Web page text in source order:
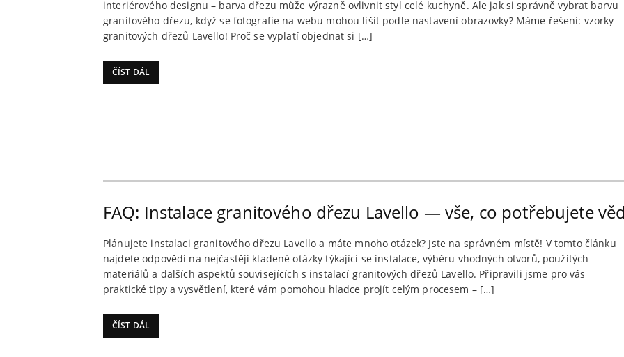
interiérového designu – barva dřezu může výrazně ovlivnit styl celé kuchyně. Ale jak si správně vybrat barvu
granitového dřezu, když se fotografie na webu mohou lišit podle nastavení obrazovky? Máme řešení: vzorky
granitových dřezů Lavello! Proč se vyplatí objednat si […]
ČÍST DÁL
FAQ: Instalace granitového dřezu Lavello — vše, co potřebujete
Plánujete instalaci granitového dřezu Lavello a máte mnoho otázek? Jste na správném místě! V tomto článku
najdete odpovědi na nejčastěji kladené otázky týkající se instalace, výběru vhodných otvorů, použitých
materiálů a dalších aspektů souvisejících s instalací granitových dřezů Lavello. Připravili jsme pro vás
praktické tipy a vysvětlení, které vám pomohou hladce projít celým procesem – […]
ČÍST DÁL